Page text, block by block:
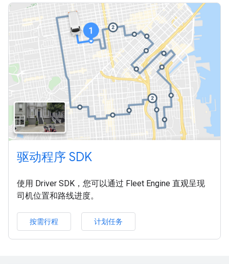
驱动程序 SDK
使用 Driver SDK，您可以通过 Fleet Engine 直观呈现
司机位置和路线进度。
按需行程 计划任务